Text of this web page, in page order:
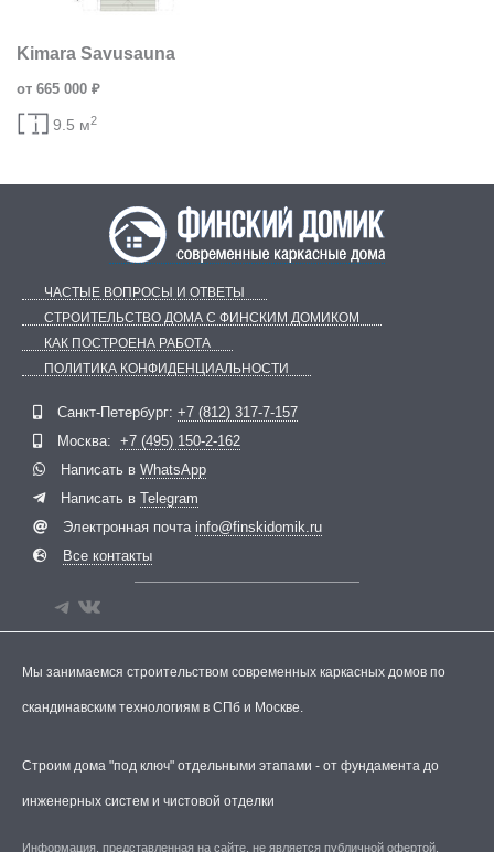
Kimara Savusauna
от 665 000 ₽
9.5 м2
ЧАСТЫЕ ВОПРОСЫ И ОТВЕТЫ
СТРОИТЕЛЬСТВО ДОМА С ФИНСКИМ ДОМИКОМ
КАК ПОСТРОЕНА РАБОТА
ПОЛИТИКА КОНФИДЕНЦИАЛЬНОСТИ
Санкт-Петербург: +7 (812) 317-7-157
Москва: +7 (495) 150-2-162
Написать в WhatsApp
Написать в Telegram
Электронная почта info@finskidomik.ru
Все контакты
Мы занимаемся строительством современных каркасных домов по
скандинавским технологиям в СПб и Москве.
Строим дома "под ключ" отдельными этапами - от фундамента до
инженерных систем и чистовой отделки
Информация, представленная на сайте, не является публичной офертой.